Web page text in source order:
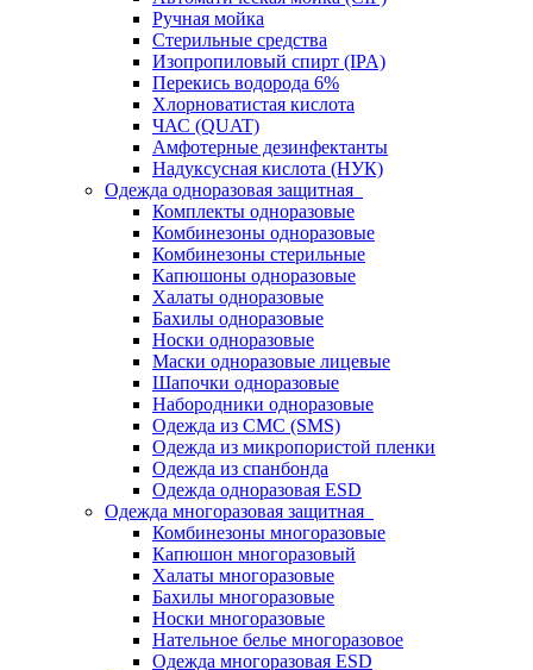
Ручная мойка
Стерильные средства
Изопропиловый спирт (IPA)
Перекись водорода 6%
Хлорноватистая кислота
ЧАС (QUAT)
Амфотерные дезинфектанты
Надуксусная кислота (НУК)
Одежда одноразовая защитная
Комплекты одноразовые
Комбинезоны одноразовые
Комбинезоны стерильные
Капюшоны одноразовые
Халаты одноразовые
Бахилы одноразовые
Носки одноразовые
Маски одноразовые лицевые
Шапочки одноразовые
Набородники одноразовые
Одежда из СМС (SMS)
Одежда из микропористой пленки
Одежда из спанбонда
Одежда одноразовая ESD
Одежда многоразовая защитная
Комбинезоны многоразовые
Капюшон многоразовый
Халаты многоразовые
Бахилы многоразовые
Носки многоразовые
Нательное белье многоразовое
Одежда многоразовая ESD